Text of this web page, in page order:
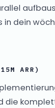
in dein
ARR)
die